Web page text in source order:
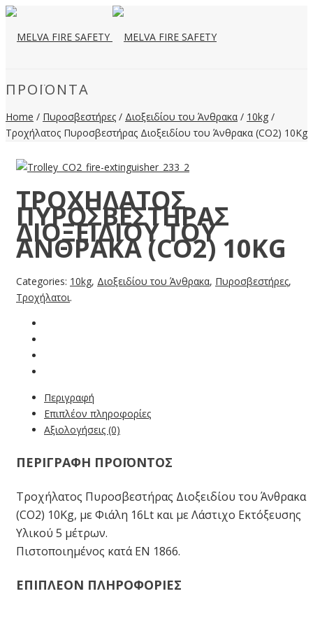
ΠΡΟΪΌΝΤΑ
Home / Πυροσβεστήρες / Διοξειδίου του Άνθρακα / 10kg /
Τροχήλατος Πυροσβεστήρας Διοξειδίου του Άνθρακα (CO2) 10Kg
ΤΡΟΧΉΛΑΤΟΣ
ΠΥΡΟΣΒΕΣΤΉΡΑΣ
ΔΙΟΞΕΙΔΊΟΥ ΤΟΥ
ΆΝΘΡΑΚΑ (CO2) 10KG
Categories: 10kg, Διοξειδίου του Άνθρακα, Πυροσβεστήρες,
Τροχήλατοι.
Περιγραφή
Επιπλέον πληροφορίες
Αξιολογήσεις (0)
ΠΕΡΙΓΡΑΦΗ ΠΡΟΪΟΝΤΟΣ
Τροχήλατος Πυροσβεστήρας Διοξειδίου του Άνθρακα
(CO2) 10Kg, με Φιάλη 16Lt και με Λάστιχο Εκτόξευσης
Υλικού 5 μέτρων.
Πιστοποιημένος κατά EN 1866.
ΕΠΙΠΛΕΟΝ ΠΛΗΡΟΦΟΡΙΕΣ